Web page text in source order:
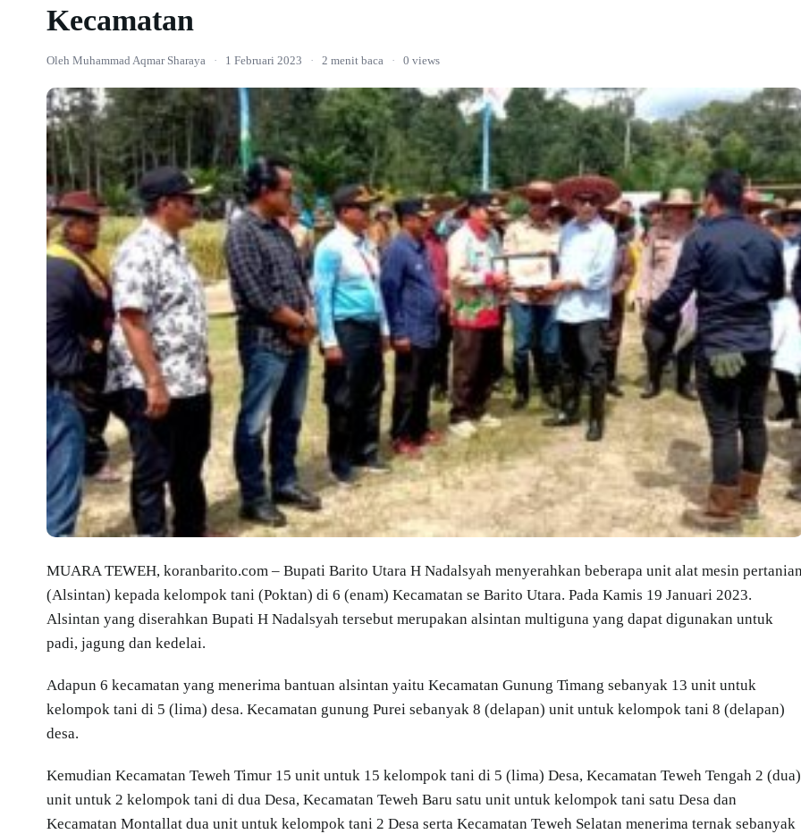
Kecamatan
Oleh Muhammad Aqmar Sharaya · 1 Februari 2023 · 2 menit baca · 0 views
MUARA TEWEH, koranbarito.com – Bupati Barito Utara H Nadalsyah menyerahkan beberapa unit alat mesin
(Alsintan) kepada kelompok tani (Poktan) di 6 (enam) Kecamatan se Barito Utara. Pada Kamis 19 Januari 2023.
Alsintan yang diserahkan Bupati H Nadalsyah tersebut merupakan alsintan multiguna yang dapat digunakan untuk
padi, jagung dan kedelai.
Adapun 6 kecamatan yang menerima bantuan alsintan yaitu Kecamatan Gunung Timang sebanyak 13 unit untuk
kelompok tani di 5 (lima) desa. Kecamatan gunung Purei sebanyak 8 (delapan) unit untuk kelompok tani 8 (delapan)
desa.
Kemudian Kecamatan Teweh Timur 15 unit untuk 15 kelompok tani di 5 (lima) Desa, Kecamatan Teweh Tengah 2 (dua)
unit untuk 2 kelompok tani di dua Desa, Kecamatan Teweh Baru satu unit untuk kelompok tani satu Desa dan
Kecamatan Montallat dua unit untuk kelompok tani 2 Desa serta Kecamatan Teweh Selatan menerima ternak sebanyak